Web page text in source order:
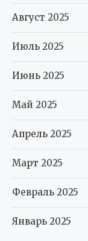
Август 2025
Июль 2025
Июнь 2025
Май 2025
Апрель 2025
Март 2025
Февраль 2025
Январь 2025